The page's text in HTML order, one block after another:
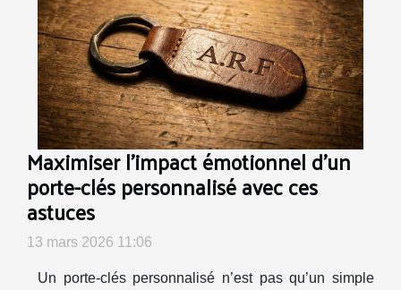
Maximiser l'impact émotionnel d'un
porte-clés personnalisé avec ces
astuces
13 mars 2026 11:06
Un porte-clés personnalisé n’est pas qu’un simple